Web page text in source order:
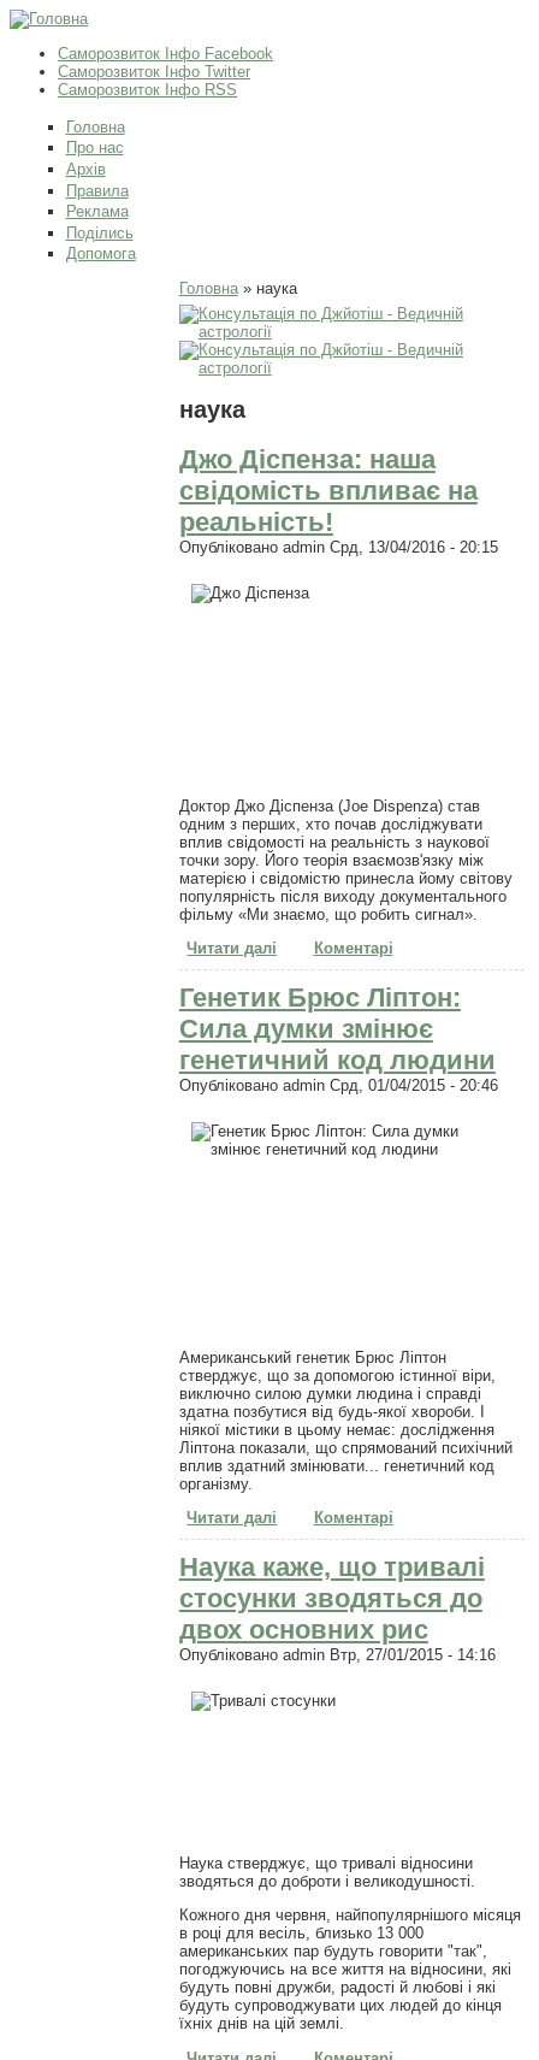
Саморозвиток Інфо Facebook
Саморозвиток Інфо Twitter
Саморозвиток Інфо RSS
Головна
Про нас
Архів
Правила
Реклама
Поділись
Допомога
Ви є тут
Головна» наука
наука
Джо Діспенза: наша
свідомість впливає на
реальність!
Опубліковано adminСрд, 13/04/2016 - 20:15
Доктор Джо Діспенза (Joe Dispenza) став
одним з перших, хто почав досліджувати
вплив свідомості на реальність з наукової
точки зору. Його теорія взаємозв'язку між
матерією і свідомістю принесла йому світову
популярність після виходу документального
фільму «Ми знаємо, що робить сигнал».
Читати далі про Джо Діспенза: наша
свідомість впливає на
реальність!
Коментарі
Генетик Брюс Ліптон:
Сила думки змінює
генетичний код людини
Опубліковано adminСрд, 01/04/2015 - 20:46
Американський генетик Брюс Ліптон
стверджує, що за допомогою істинної віри,
виключно силою думки людина і справді
здатна позбутися від будь-якої хвороби. І
ніякої містики в цьому немає: дослідження
Ліптона показали, що спрямований психічний
вплив здатний змінювати... генетичний код
організму.
Читати далі про Генетик Брюс Ліптон: Сила
думки змінює генетичний код
Коментарі
Наука каже, що тривалі
стосунки зводяться до
двох основних рис
Опубліковано adminВтр, 27/01/2015 - 14:16
Наука стверджує, що тривалі відносини
зводяться до доброти і великодушності.
Кожного дня червня, найпопулярнішого місяця
в році для весіль, близько 13 000
американських пар будуть говорити "так",
погоджуючись на все життя на відносини, які
будуть повні дружби, радості й любові і які
будуть супроводжувати цих людей до кінця
їхніх днів на цій землі.